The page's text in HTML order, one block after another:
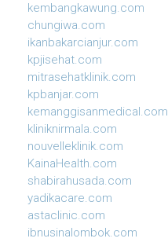
kembangkawung.com
chungiwa.com
ikanbakarcianjur.com
kpjisehat.com
mitrasehatklinik.com
kpbanjar.com
kemanggisanmedical.com
kliniknirmala.com
nouvelleklinik.com
KainaHealth.com
shabirahusada.com
yadikacare.com
astaclinic.com
ibnusinalombok.com